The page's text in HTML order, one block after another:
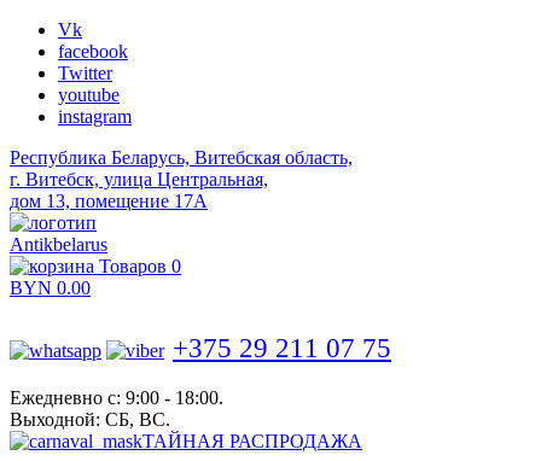
Vk
facebook
Twitter
youtube
instagram
Республика Беларусь, Витебская область,
г. Витебск, улица Центральная,
дом 13, помещение 17А
Antikbelarus
Товаров 0
BYN 0.00
+375 29 211 07 75
Ежедневно с: 9:00 - 18:00.
Выходной: СБ, ВС.
ТАЙНАЯ РАСПРОДАЖА